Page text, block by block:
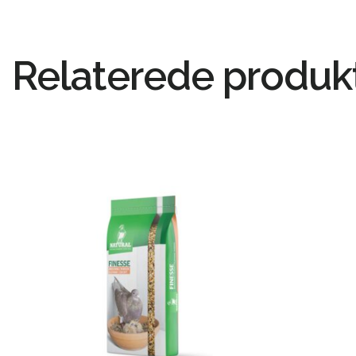
Relaterede